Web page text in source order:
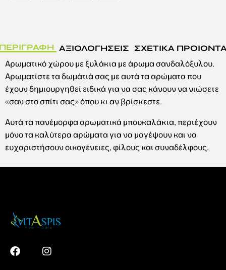
ΑΞΙΟΛΟΓΗΣΕΙΣ ΣΧΕΤΙΚΑ
Αρωματικό χώρου με ξυλάκια με άρωμα σανδαλόξυλου.
Αρωματίστε τα δωμάτιά σας με αυτά τα αρώματα που
έχουν δημιουργηθεί ειδικά για να σας κάνουν να νιώσετε
«σαν στο σπίτι σας» όπου κι αν βρίσκεστε.
Αυτά τα πανέμορφα αρωματικά μπουκαλάκια, περιέχουν
μόνο τα καλύτερα αρώματα για να μαγέψουν και να
ευχαριστήσουν οικογένειες, φίλους και συναδέλφους.